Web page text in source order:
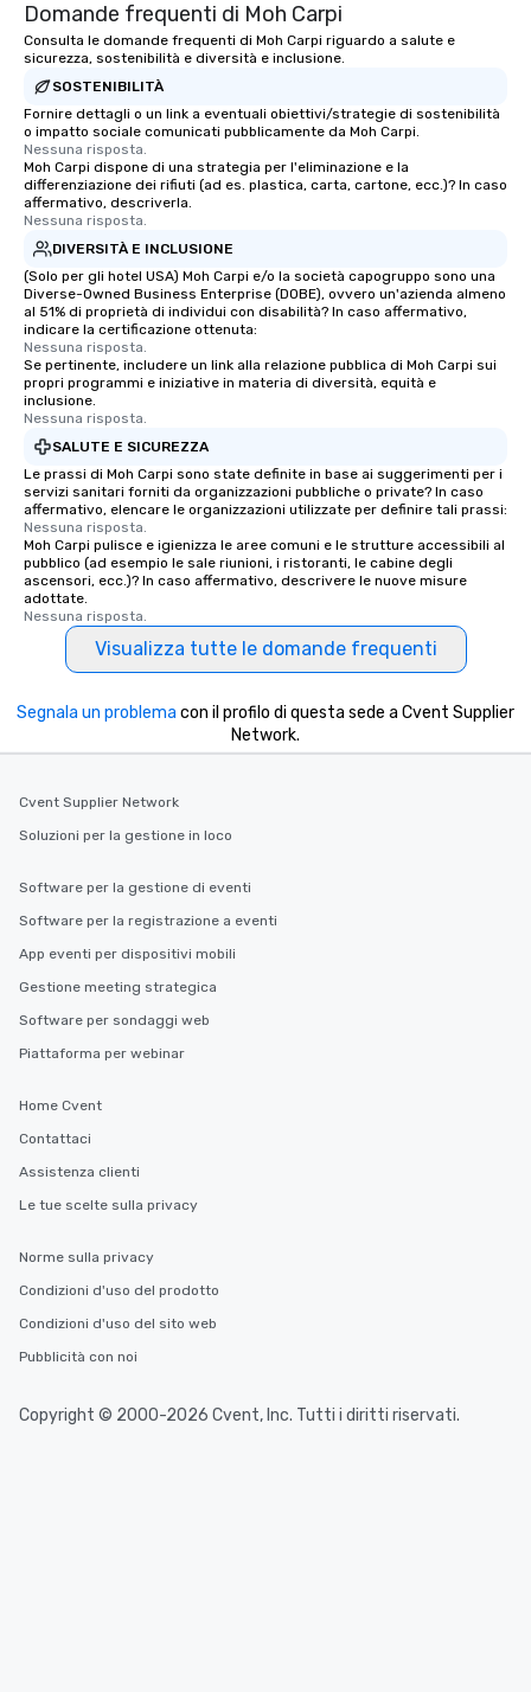
Domande frequenti di Moh Carpi
Consulta le domande frequenti di Moh Carpi riguardo a salute e
sicurezza, sostenibilità e diversità e inclusione.
SOSTENIBILITÀ
Fornire dettagli o un link a eventuali obiettivi/strategie di sostenibilità
o impatto sociale comunicati pubblicamente da Moh Carpi.
Nessuna risposta.
Moh Carpi dispone di una strategia per l'eliminazione e la
differenziazione dei rifiuti (ad es. plastica, carta, cartone, ecc.)? In caso
affermativo, descriverla.
Nessuna risposta.
DIVERSITÀ E INCLUSIONE
(Solo per gli hotel USA) Moh Carpi e/o la società capogruppo sono una
Diverse-Owned Business Enterprise (DOBE), ovvero un'azienda almeno
al 51% di proprietà di individui con disabilità? In caso affermativo,
indicare la certificazione ottenuta:
Nessuna risposta.
Se pertinente, includere un link alla relazione pubblica di Moh Carpi sui
propri programmi e iniziative in materia di diversità, equità e
inclusione.
Nessuna risposta.
SALUTE E SICUREZZA
Le prassi di Moh Carpi sono state definite in base ai suggerimenti per i
servizi sanitari forniti da organizzazioni pubbliche o private? In caso
affermativo, elencare le organizzazioni utilizzate per definire tali prassi:
Nessuna risposta.
Moh Carpi pulisce e igienizza le aree comuni e le strutture accessibili al
pubblico (ad esempio le sale riunioni, i ristoranti, le cabine degli
ascensori, ecc.)? In caso affermativo, descrivere le nuove misure
adottate.
Nessuna risposta.
Visualizza tutte le domande frequenti
Segnala un problema con il profilo di questa sede a Cvent Supplier
Network.
Cvent Supplier Network
Soluzioni per la gestione in loco
Software per la gestione di eventi
Software per la registrazione a eventi
App eventi per dispositivi mobili
Gestione meeting strategica
Software per sondaggi web
Piattaforma per webinar
Home Cvent
Contattaci
Assistenza clienti
Le tue scelte sulla privacy
Norme sulla privacy
Condizioni d'uso del prodotto
Condizioni d'uso del sito web
Pubblicità con noi
Copyright © 2000-2026 Cvent, Inc. Tutti i diritti riservati.